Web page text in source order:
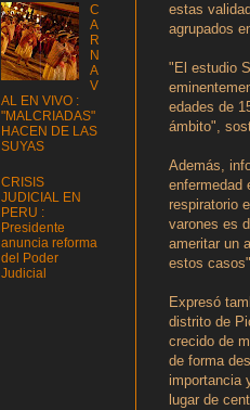
estas
agrupados
"El estudio
edades de
ámbito",
Además,
enfermedad
respiratorio
varones es
ameritar un
estos
Expresó
distrito de
crecido de
de forma
importancia
lugar de
C
A
R
N
A
V
AL EN VIVO :
"MALCRIADAS"
HACEN DE LAS
SUYAS
CRISIS
JUDICIAL EN
PERU :
Presidente
anuncia reforma
del Poder
Judicial